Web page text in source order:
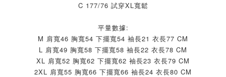
C 177/76 試穿XL寬鬆
平量數據:
M 肩寬46 胸寬54 下擺寬54 袖長21 衣長77 CM
L 肩寬49 胸寬58 下擺寬58 袖長22 衣長78 CM
XL 肩寬52 胸寬62 下擺寬62 袖長23 衣長79 CM
2XL 肩寬55 胸寬66 下擺寬66 袖長24 衣長80 CM